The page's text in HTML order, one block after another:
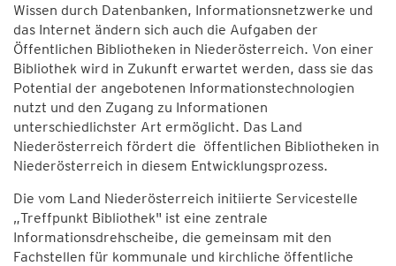
Wissen durch Datenbanken, Informationsnetzwerke und
das Internet ändern sich auch die Aufgaben der
Öffentlichen Bibliotheken in Niederösterreich. Von einer
Bibliothek wird in Zukunft erwartet werden, dass sie das
Potential der angebotenen Informationstechnologien
nutzt und den Zugang zu Informationen
unterschiedlichster Art ermöglicht. Das Land
Niederösterreich fördert die öffentlichen Bibliotheken in
Niederösterreich in diesem Entwicklungsprozess.
Die vom Land Niederösterreich initiierte Servicestelle
„Treffpunkt Bibliothek" ist eine zentrale
Informationsdrehscheibe, die gemeinsam mit den
Fachstellen für kommunale und kirchliche öffentliche